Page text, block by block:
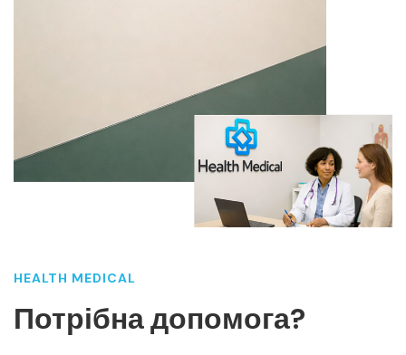
HEALTH MEDICAL
Потрібна допомога?